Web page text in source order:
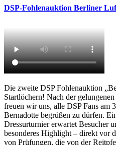
DSP-Fohlenauktion Berliner
Die zweite DSP Fohlenauktion
Startlöchern! Nach der
freuen wir uns, alle DSP Fans am
Bernadotte begrüßen zu dürfen.
Dressurturnier erwartet Besucher
besonderes Highlight – direkt vor
von Prüfungen, die von der